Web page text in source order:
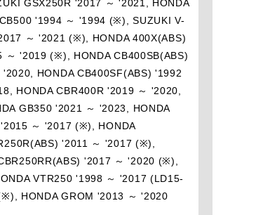
GSX250R '2017 ～ '2021, HONDA
'1994 ～ '1994 (※), SUZUKI V-
～ '2021 (※), HONDA 400X(ABS)
'2019 (※), HONDA CB400SB(ABS)
HONDA CB400SF(ABS) '1992
HONDA CBR400R '2019 ～ '2020,
GB350 '2021 ～ '2023, HONDA
～ '2017 (※), HONDA
'2011 ～ '2017 (※),
'2017 ～ '2020 (※),
VTR250 '1998 ～ '2017 (LD15-
HONDA GROM '2013 ～ '2020